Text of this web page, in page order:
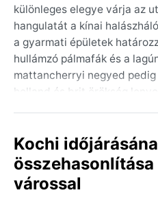
különleges elegye várja az
hangulatát a kínai
a gyarmati épületek
hullámzó pálmafák és a
mattancherryi negyed
holland és brit örökség
Kochi éghajlata a trópusi
sorolható – forró és
nyári hónapokban
Kochi
várossal